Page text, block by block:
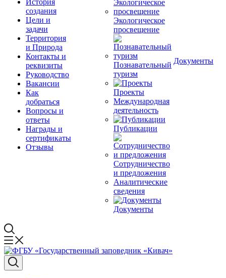
История
создания
Цели и
задачи
Территория
и Природа
Контакты и
реквизиты
Руководство
Вакансии
Как
добраться
Вопросы и
ответы
Награды и
сертификаты
Отзывы
Экологическое
просвещение
Познавательный
туризм
Проекты
Международная
деятельность
Публикации
Сотрудничество
и предложения
Аналитические
сведения
Документы
Документы